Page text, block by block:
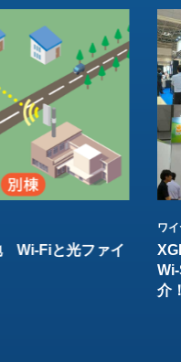
Wi-Fiと光ファイ
ワ
介